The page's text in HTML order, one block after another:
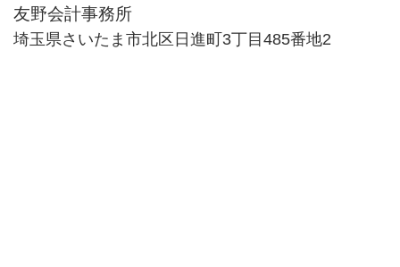
友野会計事務所
埼玉県さいたま市北区日進町3丁目485番地2